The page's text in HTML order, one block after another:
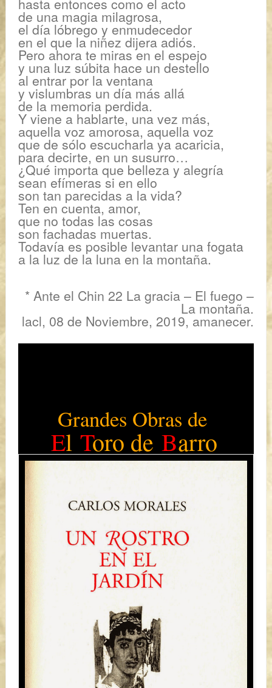
de una magia milagrosa,
el día lóbrego y enmudecedor
en el que la niñez dijera adiós.
Pero ahora te miras en el espejo
y una luz súbita hace un destello
al entrar por la ventana
y vislumbras un día más allá
de la memoria perdida.
Y viene a hablarte, una vez más,
aquella voz amorosa, aquella voz
que de sólo escucharla ya acaricia,
para decirte, en un susurro…
¿Qué importa que belleza y alegría
sean efímeras si en ello
son tan parecidas a la vida?
Ten en cuenta, amor,
que no todas las cosas
son fachadas muertas.
Todavía es posible levantar una fogata
a la luz de la luna en la montaña.
* Ante el Chin 22 La gracia – El fuego –
La montaña.
lacl, 08 de Noviembre, 2019, amanecer.
Grandes Obras de
El Toro de Barro